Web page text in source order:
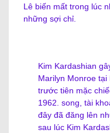
Lê biến mất trong lúc
những sợi chỉ.
Kim Kardashian
Marilyn Monroe
trước tiên mặc
1962. song, tài
đây đã đăng lên
sau lúc Kim